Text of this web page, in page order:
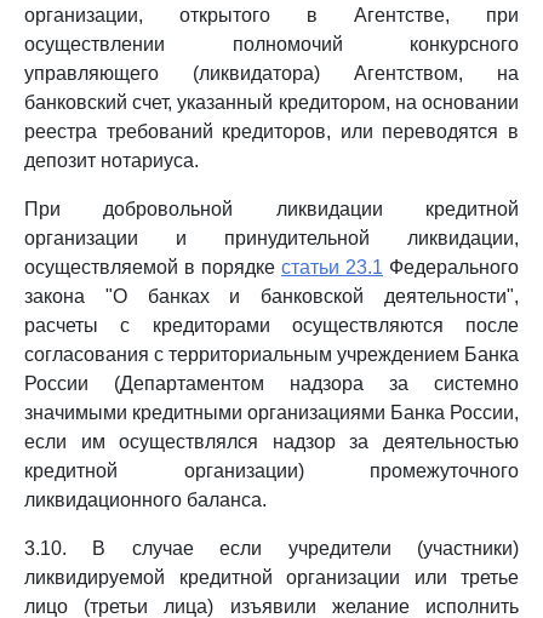
организации, открытого в Агентстве, при
осуществлении полномочий конкурсного
управляющего (ликвидатора) Агентством, на
банковский счет, указанный кредитором, на основании
реестра требований кредиторов, или переводятся в
депозит нотариуса.
При добровольной ликвидации кредитной
организации и принудительной ликвидации,
осуществляемой в порядке статьи 23.1 Федерального
закона "О банках и банковской деятельности",
расчеты с кредиторами осуществляются после
согласования с территориальным учреждением Банка
России (Департаментом надзора за системно
значимыми кредитными организациями Банка России,
если им осуществлялся надзор за деятельностью
кредитной организации) промежуточного
ликвидационного баланса.
3.10. В случае если учредители (участники)
ликвидируемой кредитной организации или третье
лицо (третьи лица) изъявили желание исполнить